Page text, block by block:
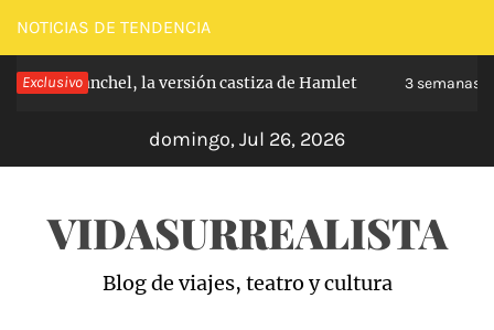
Saltar
al
contenido
NOTICIAS DE TENDENCIA
Exclusivo
de Carabanchel, la versión castiza de Hamlet 3 semanas
domingo, Jul 26, 2026
VIDASURREALISTA
Blog de viajes, teatro y cultura